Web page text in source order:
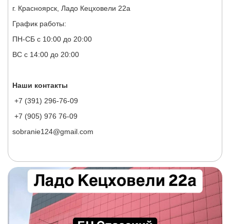
г. Красноярск, Ладо Кецховели 22а
График работы:
ПН-СБ с 10:00 до 20:00
ВС с 14:00 до 20:00
Наши контакты
+7 (391) 296-76-09
+7 (905) 976 76-09
sobranie124@gmail.com